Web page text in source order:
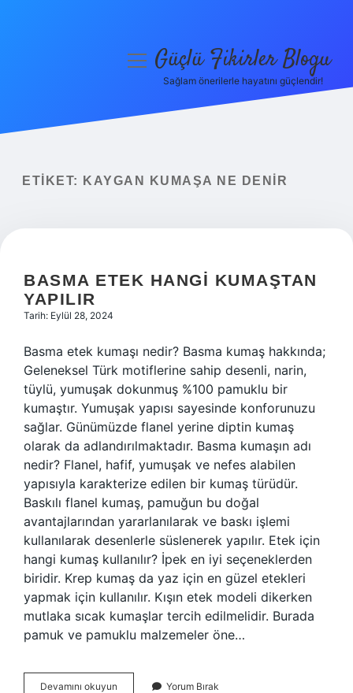
Yasal Uyarı
menüyüGüçlü Fikirler Blogu
Sağlam önerilerle hayatını güçlendir!
ETIKET: KAYGAN KUMAŞA NE DENIR
BASMA ETEK HANGI KUMAŞTAN
YAPILIR
Tarih: Eylül 28, 2024
Basma etek kumaşı nedir? Basma kumaş hakkında;
Geleneksel Türk motiflerine sahip desenli, narin,
tüylü, yumuşak dokunmuş %100 pamuklu bir
kumaştır. Yumuşak yapısı sayesinde konforunuzu
sağlar. Günümüzde flanel yerine diptin kumaş
olarak da adlandırılmaktadır. Basma kumaşın adı
nedir? Flanel, hafif, yumuşak ve nefes alabilen
yapısıyla karakterize edilen bir kumaş türüdür.
Baskılı flanel kumaş, pamuğun bu doğal
avantajlarından yararlanılarak ve baskı işlemi
kullanılarak desenlerle süslenerek yapılır. Etek için
hangi kumaş kullanılır? İpek en iyi seçeneklerden
biridir. Krep kumaş da yaz için en güzel etekleri
yapmak için kullanılır. Kışın etek modeli dikerken
mutlaka sıcak kumaşlar tercih edilmelidir. Burada
pamuk ve pamuklu malzemeler öne…
Devamını okuyun Yorum Bırak